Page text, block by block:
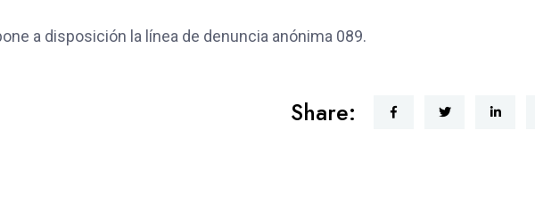
a disposición la línea de denuncia anónima 089.
Share: